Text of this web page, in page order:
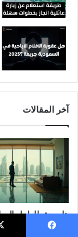
آخر المقالات
هل يحق للعامل
السكن إذا لم يُذكر